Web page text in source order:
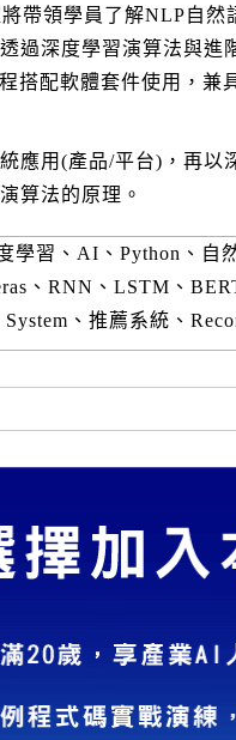
帶領學員了解NLP自然
過深度學習演算法與進
搭配軟體套件使用，兼
應用(產品/平台)，再以
算法的原理。
學習、AI、Python、自
、RNN、LSTM、
、推薦系統、